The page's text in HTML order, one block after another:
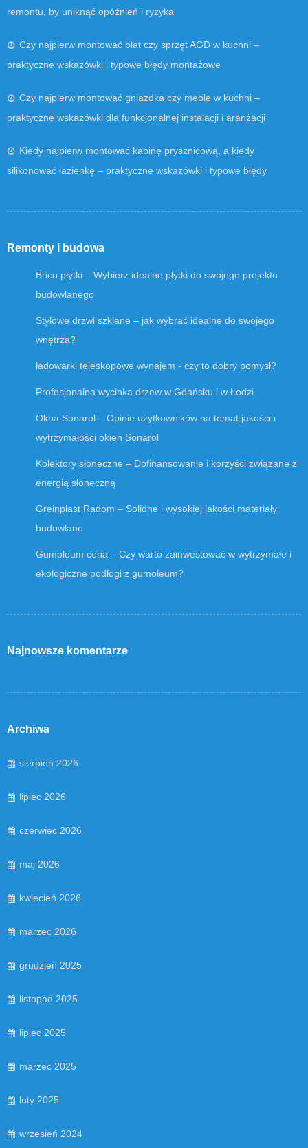
remontu, by uniknąć opóźnień i ryzyka
Czy najpierw montować blat czy sprzęt AGD w kuchni –
praktyczne wskazówki i typowe błędy montażowe
Czy najpierw montować gniazdka czy meble w kuchni –
praktyczne wskazówki dla funkcjonalnej instalacji i aranżacji
Kiedy najpierw montować kabinę prysznicową, a kiedy
silikonować łazienkę – praktyczne wskazówki i typowe błędy
Remonty i budowa
Brico płytki – Wybierz idealne płytki do swojego projektu
budowlanego
Stylowe drzwi szklane – jak wybrać idealne do swojego
wnętrza?
ładowarki teleskopowe wynajem - czy to dobry pomysł?
Profesjonalna wycinka drzew w Gdańsku i w Łodzi
Okna Sonarol – Opinie użytkowników na temat jakości i
wytrzymałości okien Sonarol
Kolektory słoneczne – Dofinansowanie i korzyści związane z
energią słoneczną
Greinplast Radom – Solidne i wysokiej jakości materiały
budowlane
Gumoleum cena – Czy warto zainwestować w wytrzymałe i
ekologiczne podłogi z gumoleum?
Najnowsze komentarze
Archiwa
sierpień 2026
lipiec 2026
czerwiec 2026
maj 2026
kwiecień 2026
marzec 2026
grudzień 2025
listopad 2025
lipiec 2025
marzec 2025
luty 2025
wrzesień 2024